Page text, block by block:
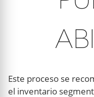
Este proceso se
el inventario